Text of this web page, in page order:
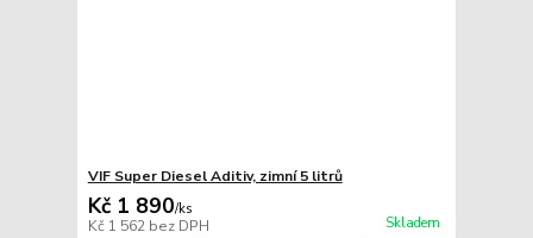
VIF Super Diesel Aditiv, zimní 5 litrů
Kč 1 890/ks
Kč 1 562 bez DPH Skladem